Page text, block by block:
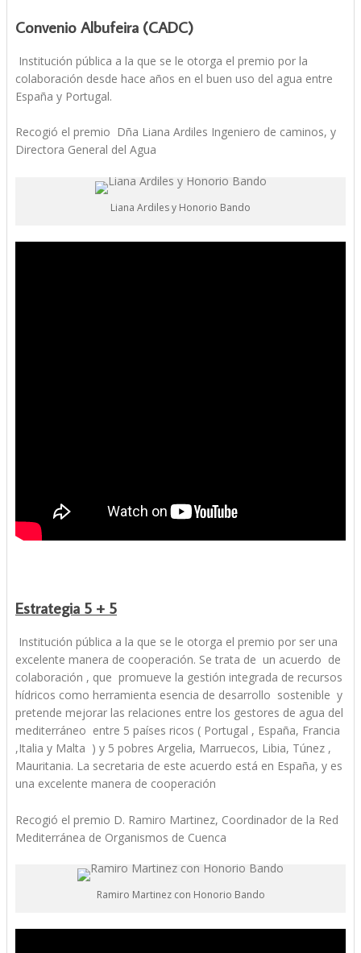
Convenio Albufeira (CADC)
Institución pública a la que se le otorga el premio por la
colaboración desde hace años en el buen uso del agua entre
España y Portugal.
Recogió el premio Dña Liana Ardiles Ingeniero de caminos, y
Directora General del Agua
Liana Ardiles y Honorio Bando
Estrategia 5 + 5
Institución pública a la que se le otorga el premio por ser una
excelente manera de cooperación. Se trata de un acuerdo de
colaboración , que promueve la gestión integrada de recursos
hídricos como herramienta esencia de desarrollo sostenible y
pretende mejorar las relaciones entre los gestores de agua del
mediterráneo entre 5 países ricos ( Portugal , España, Francia
,Italia y Malta ) y 5 pobres Argelia, Marruecos, Libia, Túnez ,
Mauritania. La secretaria de este acuerdo está en España, y es
una excelente manera de cooperación
Recogió el premio D. Ramiro Martinez, Coordinador de la Red
Mediterránea de Organismos de Cuenca
Ramiro Martinez con Honorio Bando